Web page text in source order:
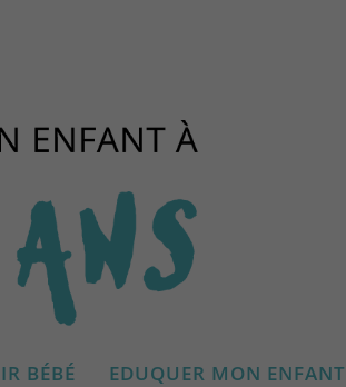
BÉBÉ EDUQUER MON ENFANT